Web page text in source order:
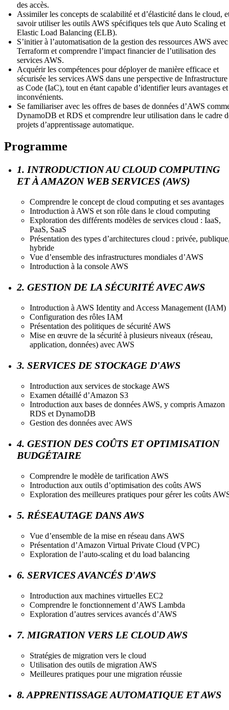
des accès.
Assimiler les concepts de scalabilité et d’élasticité dans le cloud,
savoir utiliser les outils AWS spécifiques tels que Auto Scaling et
Elastic Load Balancing (ELB).
S’initier à l’automatisation de la gestion des ressources AWS avec
Terraform et comprendre l’impact financier de l’utilisation des
services AWS.
Acquérir les compétences pour déployer de manière efficace et
sécurisée les services AWS dans une perspective de Infrastructure
as Code (IaC), tout en étant capable d’identifier leurs avantages et
inconvénients.
Se familiariser avec les offres de bases de données d’AWS
DynamoDB et RDS et comprendre leur utilisation dans le cadre
projets d’apprentissage automatique.
Programme
1. INTRODUCTION AU CLOUD COMPUTING
ET À AMAZON WEB SERVICES (AWS)
Comprendre le concept de cloud computing et ses avantages
Introduction à AWS et son rôle dans le cloud computing
Exploration des différents modèles de services cloud : IaaS,
PaaS, SaaS
Présentation des types d’architectures cloud : privée,
hybride
Vue d’ensemble des infrastructures mondiales d’AWS
Introduction à la console AWS
2. GESTION DE LA SÉCURITÉ AVEC AWS
Introduction à AWS Identity and Access Management (IAM)
Configuration des rôles IAM
Présentation des politiques de sécurité AWS
Mise en œuvre de la sécurité à plusieurs niveaux (réseau,
application, données) avec AWS
3. SERVICES DE STOCKAGE D'AWS
Introduction aux services de stockage AWS
Examen détaillé d’Amazon S3
Introduction aux bases de données AWS, y compris Amazon
RDS et DynamoDB
Gestion des données avec AWS
4. GESTION DES COÛTS ET OPTIMISATION
BUDGÉTAIRE
Comprendre le modèle de tarification AWS
Introduction aux outils d’optimisation des coûts AWS
Exploration des meilleures pratiques pour gérer les coûts
5. RÉSEAUTAGE DANS AWS
Vue d’ensemble de la mise en réseau dans AWS
Présentation d’Amazon Virtual Private Cloud (VPC)
Exploration de l’auto-scaling et du load balancing
6. SERVICES AVANCÉS D'AWS
Introduction aux machines virtuelles EC2
Comprendre le fonctionnement d’AWS Lambda
Exploration d’autres services avancés d’AWS
7. MIGRATION VERS LE CLOUD AWS
Stratégies de migration vers le cloud
Utilisation des outils de migration AWS
Meilleures pratiques pour une migration réussie
8. APPRENTISSAGE AUTOMATIQUE ET AWS